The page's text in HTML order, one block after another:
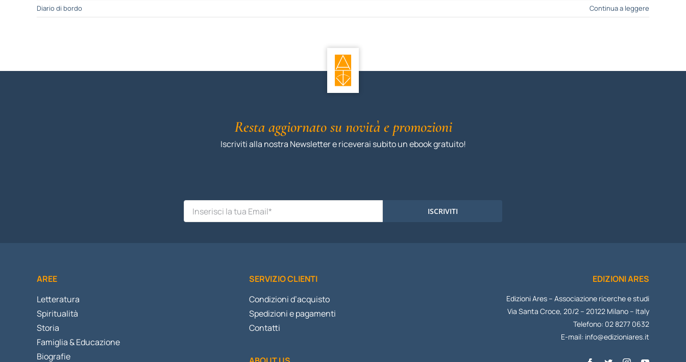
Diario di bordo Continua a leggere
Resta aggiornato su novità e promozioni
Iscriviti alla nostra Newsletter e riceverai subito un ebook gratuito!
ISCRIVITI
AREE
Letteratura
Spiritualità
Storia
Famiglia & Educazione
Biografie
SERVIZIO CLIENTI
Condizioni d’acquisto
Spedizioni e pagamenti
Contatti
EDIZIONI ARES
Edizioni Ares – Associazione ricerche e studi
Via Santa Croce, 20/2 – 20122 Milano – Italy
Telefono: 02 8277 0632
E-mail: info@edizioniares.it